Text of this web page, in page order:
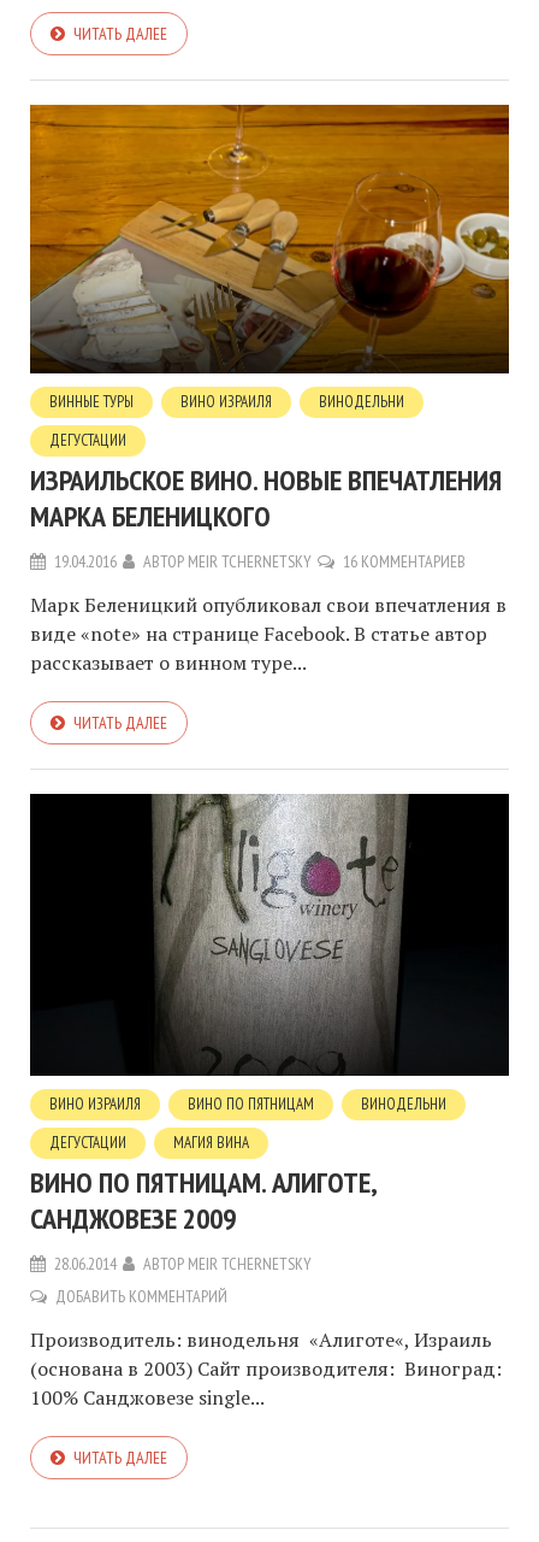
ЧИТАТЬ ДАЛЕЕ
ВИННЫЕ ТУРЫ ВИНО ИЗРАИЛЯ
ВИНОДЕЛЬНИ
ДЕГУСТАЦИИ
ИЗРАИЛЬСКОЕ ВИНО. НОВЫЕ ВПЕЧАТЛЕНИЯ
МАРКА БЕЛЕНИЦКОГО
19.04.2016 АВТОР MEIR TCHERNETSKY 16 КОММЕНТАРИЕВ
Марк Беленицкий опубликовал свои впечатления в
виде «note» на странице Facebook. В статье автор
рассказывает о винном туре...
ЧИТАТЬ ДАЛЕЕ
ВИНО ИЗРАИЛЯ ВИНО ПО ПЯТНИЦАМ
ВИНОДЕЛЬНИ
ДЕГУСТАЦИИ
МАГИЯ ВИНА
ВИНО ПО ПЯТНИЦАМ. АЛИГОТЕ,
САНДЖОВЕЗЕ 2009
28.06.2014 АВТОР MEIR TCHERNETSKY
ДОБАВИТЬ КОММЕНТАРИЙ
Производитель: винодельня «Алиготе«, Израиль
(основана в 2003) Сайт производителя: Виноград:
100% Санджовезе single...
ЧИТАТЬ ДАЛЕЕ